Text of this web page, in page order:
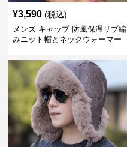
¥3,590 (税込)
メンズ キャップ 防風保温リブ編
みニット帽とネックウォーマー